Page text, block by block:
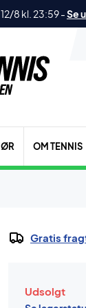
8 kl. 23:59-Se
OM TENNIS
Gratis
Udsolgt